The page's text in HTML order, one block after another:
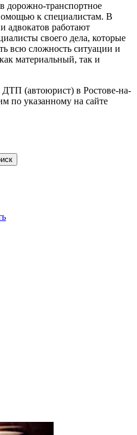
дорожно-транспортное
к специалистам. В
адвокатов работают
своего дела, которые
всю сложность ситуации и
материальный, так и
ДТП (автоюрист) в Ростове-на-
по указанному на сайте